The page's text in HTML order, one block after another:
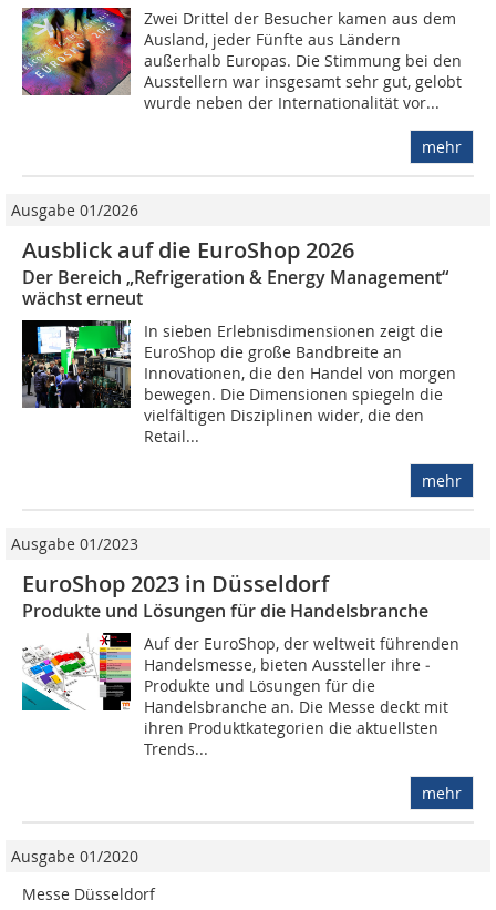
Zwei Drittel der Besucher kamen aus dem
Ausland, jeder Fünfte aus Ländern
außerhalb Europas. Die Stimmung bei den
Ausstellern war insgesamt sehr gut, gelobt
wurde neben der Internationalität vor...
mehr
Ausgabe 01/2026
Ausblick auf die EuroShop 2026
Der Bereich „Refrigeration & Energy Management“
wächst erneut
In sieben Erlebnisdimensionen zeigt die
EuroShop die große Bandbreite an
Innovationen, die den Handel von morgen
bewegen. Die Dimensionen spiegeln die
vielfältigen Disziplinen wider, die den
Retail...
mehr
Ausgabe 01/2023
EuroShop 2023 in Düsseldorf
Produkte und Lösungen für die Handelsbranche
Auf der EuroShop, der weltweit führenden
Handelsmesse, bieten Aussteller ihre ­
Produkte und Lösungen für die
Handelsbranche an. Die Messe deckt mit
ihren Produkt­kategorien die aktuellsten
Trends...
mehr
Ausgabe 01/2020
Messe Düsseldorf